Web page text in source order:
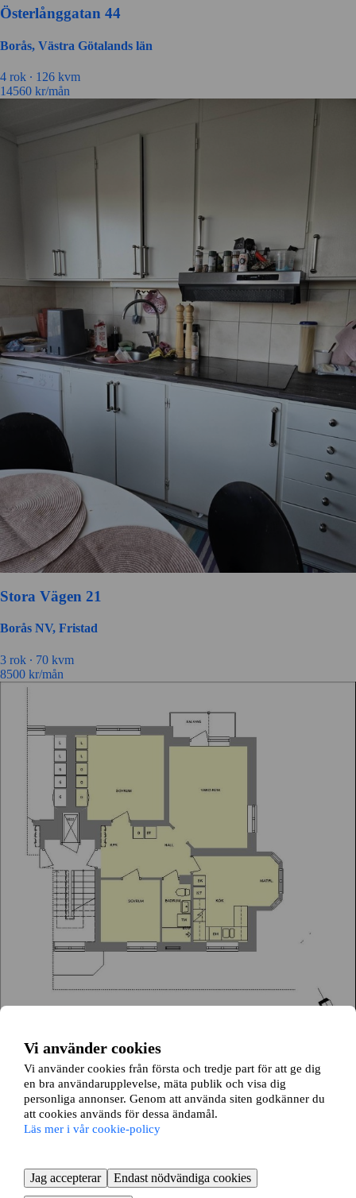
Vi använder cookies
Vi använder cookies från första och tredje part för att ge dig
en bra användarupplevelse, mäta publik och visa dig
personliga annonser. Genom att använda siten godkänner du
att cookies används för dessa ändamål.
Läs mer i vår cookie-policy
Jag accepterar
Endast nödvändiga cookies
Österlånggatan 44
Borås, Västra Götalands län
4 rok ∙ 126 kvm
14560 kr/mån
Stora Vägen 21
Borås NV, Fristad
3 rok ∙ 70 kvm
8500 kr/mån
Folkungagatan 8
Borås, Västra Götalands län
3 rok ∙73 kvm